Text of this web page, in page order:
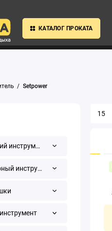
КАТАЛОГ ПРОКАТА
Setpower
Электрический инструмент
Аккумуляторный инструмент